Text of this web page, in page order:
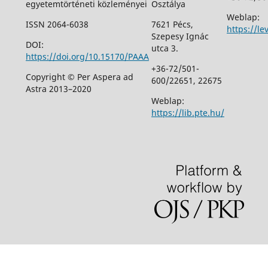
egyetemtörténeti közleményei
ISSN 2064-6038
DOI:
https://doi.org/10.15170/PAAA
Copyright © Per Aspera ad
Astra 2013–2020
Osztálya
7621 Pécs,
Szepesy Ignác
utca 3.
+36-72/501-
600/22651, 22675
Weblap:
https://lib.pte.hu/
Weblap:
https://